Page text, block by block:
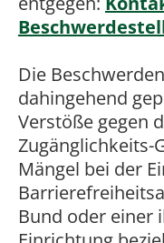
Die
dahingehend
Verstöße gegen
Zugänglichkeits-
Mängel bei der
Bund oder einer